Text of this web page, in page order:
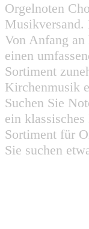
Orgelnoten
Musikversand.
Von Anfang
einen
Sortiment
Kirchenmusik
Suchen Sie
ein
Sortiment für
Sie suchen